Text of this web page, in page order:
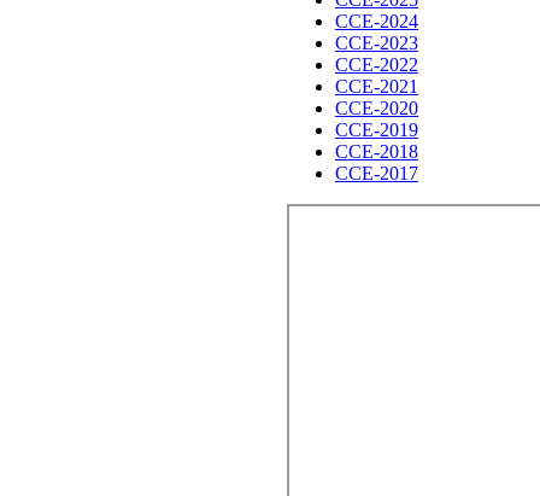
CCE-2024
CCE-2023
CCE-2022
CCE-2021
CCE-2020
CCE-2019
CCE-2018
CCE-2017